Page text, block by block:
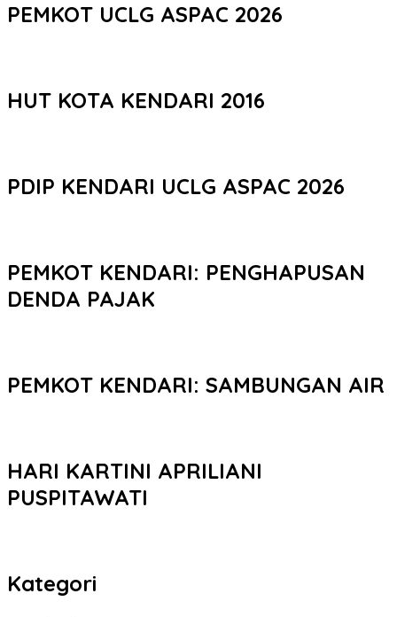
PEMKOT UCLG ASPAC 2026
HUT KOTA KENDARI 2016
PDIP KENDARI UCLG ASPAC 2026
PEMKOT KENDARI: PENGHAPUSAN
DENDA PAJAK
PEMKOT KENDARI: SAMBUNGAN AIR
HARI KARTINI APRILIANI
PUSPITAWATI
Kategori